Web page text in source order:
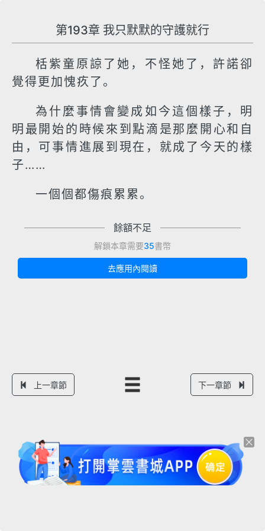
第193章 我只默默的守護就行
栝紫童原諒了她，不怪她了，許諾卻
覺得更加愧疚了。
為什麼事情會變成如今這個樣子，明
明最開始的時候來到點滴是那麼開心和自
由，可事情進展到現在，就成了今天的樣
子……
一個個都傷痕累累。
餘額不足
解鎖本章需要35書幣
去應用內閱讀
上一章節 下一章節